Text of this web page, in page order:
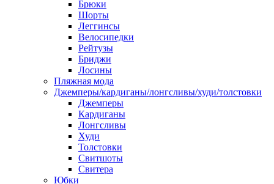
Брюки
Шорты
Леггинсы
Велосипедки
Рейтузы
Бриджи
Лосины
Пляжная мода
Джемперы/кардиганы/лонгсливы/худи/толстовки
Джемперы
Кардиганы
Лонгсливы
Худи
Толстовки
Свитшоты
Свитера
Юбки